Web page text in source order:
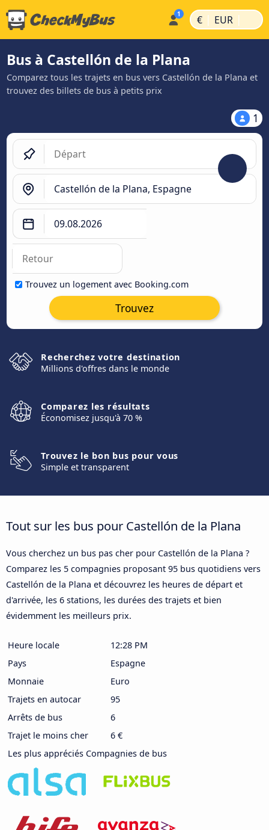
€ | EUR |
Bus à Castellón de la Plana
Comparez tous les trajets en bus vers Castellón de la Plana et
trouvez des billets de bus à petits prix
1
Trouvez un logement avec Booking.com
Trouvez
Recherchez votre destination
Millions d'offres dans le monde
Comparez les résultats
Économisez jusqu'à 70 %
Trouvez le bon bus pour vous
Simple et transparent
Tout sur les bus pour Castellón de la Plana
Vous cherchez un bus pas cher pour Castellón de la Plana ?
Comparez les 5 compagnies proposant 95 bus quotidiens vers
Castellón de la Plana et découvrez les heures de départ et
d'arrivée, les 6 stations, les durées des trajets et bien
évidemment les meilleurs prix.
Heure locale
12:28 PM
Pays
Espagne
Monnaie
Euro
Trajets en autocar
95
Arrêts de bus
6
Trajet le moins cher
6 €
Les plus appréciés Compagnies de bus